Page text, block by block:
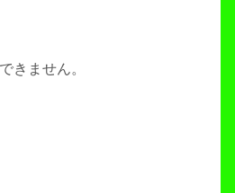
きません。